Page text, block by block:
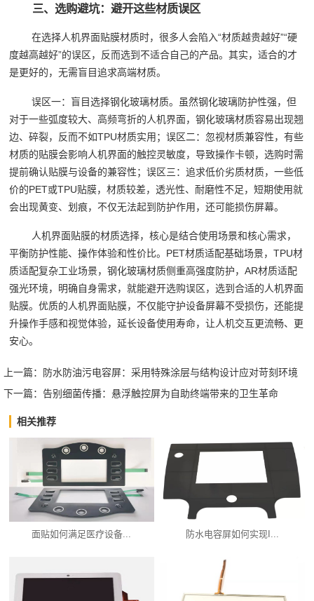
三、选购避坑：避开这些材质误区
在选择人机界面贴膜材质时，很多人会陷入“材质越贵越好”“硬
度越高越好”的误区，反而选到不适合自己的产品。其实，适合的才
是更好的，无需盲目追求高端材质。
误区一：盲目选择钢化玻璃材质。虽然钢化玻璃防护性强，但
对于一些弧度较大、高频弯折的人机界面，钢化玻璃材质容易出现翘
边、碎裂，反而不如TPU材质实用；误区二：忽视材质兼容性，有些
材质的贴膜会影响人机界面的触控灵敏度，导致操作卡顿，选购时需
提前确认贴膜与设备的兼容性；误区三：追求低价劣质材质，一些低
价的PET或TPU贴膜，材质较差，透光性、耐磨性不足，短期使用就
会出现黄变、划痕，不仅无法起到防护作用，还可能损伤屏幕。
人机界面贴膜的材质选择，核心是结合使用场景和核心需求，
平衡防护性能、操作体验和性价比。PET材质适配基础场景，TPU材
质适配复杂工业场景，钢化玻璃材质侧重高强度防护，AR材质适配
强光环境，明确自身需求，就能避开选购误区，选到合适的人机界面
贴膜。优质的人机界面贴膜，不仅能守护设备屏幕不受损伤，还能提
升操作手感和视觉体验，延长设备使用寿命，让人机交互更流畅、更
安心。
上一篇：
防水防油污电容屏：采用特殊涂层与结构设计应对苛刻环境
下一篇： 告别细菌传播：悬浮触控屏为自助终端带来的卫生革命
相关推荐
面贴如何满足医疗设备... 防水电容屏如何实现I...